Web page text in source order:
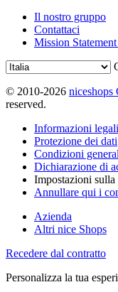
Il nostro gruppo
Contattaci
Mission
© 2010-2026 niceshops
reserved.
Informazioni
Protezione dei dati
Condizioni
Dichiarazione di
Impostazioni
Annullare qui i
Azienda
Altri nice Shops
Recedere dal contratto
Personalizza la tua